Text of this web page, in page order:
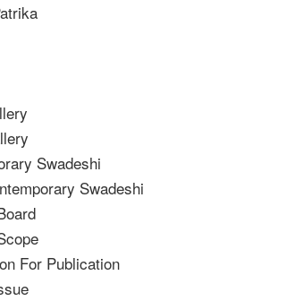
Swadeshi
Swadeshi
For Publication